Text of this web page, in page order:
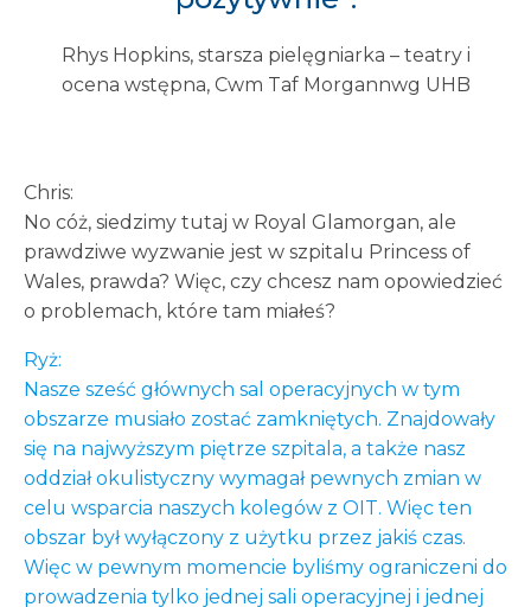
Rhys Hopkins, starsza pielęgniarka – teatry i
ocena wstępna, Cwm Taf Morgannwg UHB
Chris:
No cóż, siedzimy tutaj w Royal Glamorgan, ale
prawdziwe wyzwanie jest w szpitalu Princess of
Wales, prawda? Więc, czy chcesz nam opowiedzieć
o problemach, które tam miałeś?
Ryż:
Nasze sześć głównych sal operacyjnych w tym
obszarze musiało zostać zamkniętych. Znajdowały
się na najwyższym piętrze szpitala, a także nasz
oddział okulistyczny wymagał pewnych zmian w
celu wsparcia naszych kolegów z OIT. Więc ten
obszar był wyłączony z użytku przez jakiś czas.
Więc w pewnym momencie byliśmy ograniczeni do
prowadzenia tylko jednej sali operacyjnej i jednej